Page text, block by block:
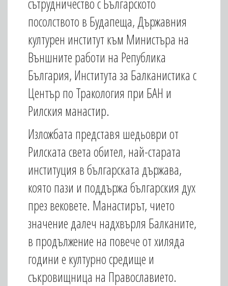
сътрудничество с Българското
посолството в Будапеща, Държавния
културен институт към Министъра на
Външните работи на Република
България, Института за Балканистика с
Център по Тракология при БАН и
Рилския манастир.
Изложбата представя шедьоври от
Рилската света обител, най-старата
институция в българската държава,
която пази и поддържа българския дух
през вековете. Манастирът, чието
значение далеч надхвърля Балканите,
в продължение на повече от хиляда
години е културно средище и
съкровищница на Православието.